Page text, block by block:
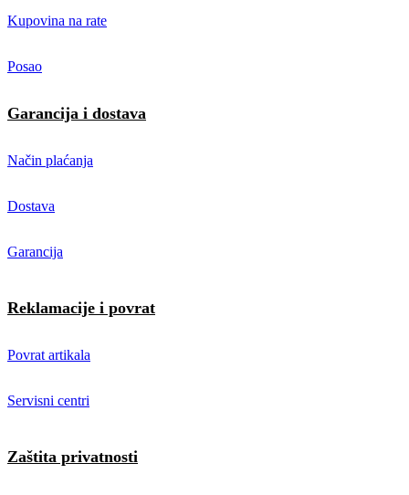
Kupovina na rate
Posao
Garancija i dostava
Način plaćanja
Dostava
Garancija
Reklamacije i povrat
Povrat artikala
Servisni centri
Zaštita privatnosti